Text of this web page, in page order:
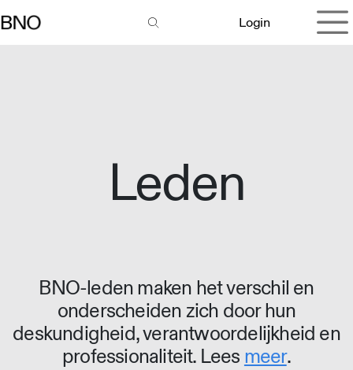
Login
Leden
BNO-leden maken het verschil en
onderscheiden zich door hun
deskundigheid, verantwoordelijkheid en
professionaliteit. Lees meer.